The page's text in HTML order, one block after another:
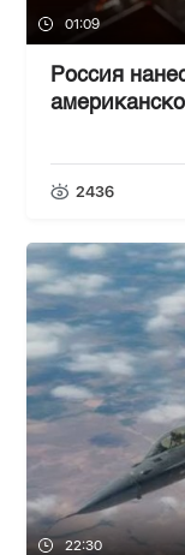
01:09
Россия
2436
22:30